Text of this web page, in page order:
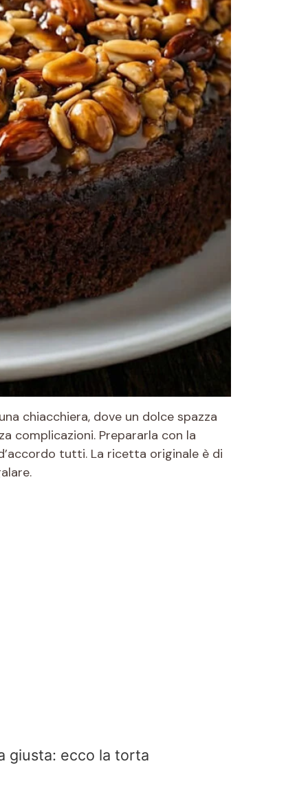
chiacchiera, dove un dolce spazza
complicazioni. Prepararla con la
tutti. La ricetta originale è di
giusta: ecco la torta